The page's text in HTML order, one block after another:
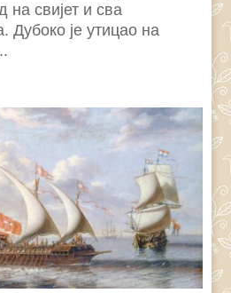
на свијет и сва
Дубоко је утицао на